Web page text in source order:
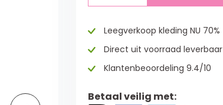
Leegverkoop kleding NU 70%
Direct uit voorraad leverbaar
Klantenbeoordeling 9.4/10
Betaal veilig met: